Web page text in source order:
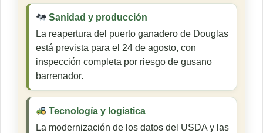
Sanidad y producción
La reapertura del puerto ganadero de Douglas
está prevista para el 24 de agosto, con
inspección completa por riesgo de gusano
barrenador.
Tecnología y logística
La modernización de los datos del USDA y las